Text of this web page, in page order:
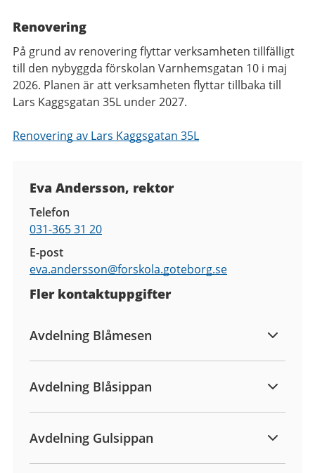
Renovering
På grund av renovering flyttar verksamheten tillfälligt
till den nybyggda förskolan Varnhemsgatan 10 i maj
2026. Planen är att verksamheten flyttar tillbaka till
Lars Kaggsgatan 35L under 2027.
Renovering av Lars Kaggsgatan 35L
Eva Andersson, rektor
Telefon
031-365 31 20
E-post
eva.andersson@forskola.goteborg.se
Fler kontaktuppgifter
Avdelning Blåmesen
Avdelning Blåsippan
Avdelning Gulsippan